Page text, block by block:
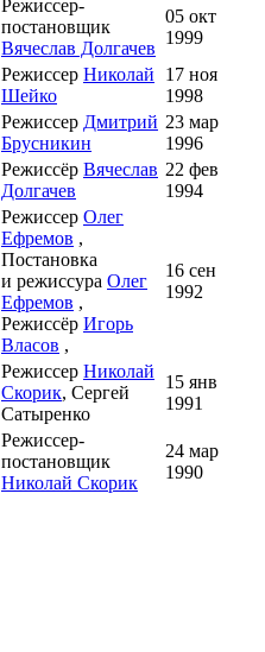
Режиссер-
постановщик
Вячеслав Долгачев
05 окт
1999
Режиссер Николай
Шейко
17 ноя
1998
Режиссер Дмитрий
Брусникин
23 мар
1996
Режиссёр Вячеслав
Долгачев
22 фев
1994
Режиссер Олег
Ефремов ,
Постановка
и режиссура Олег
Ефремов ,
Режиссёр Игорь
Власов ,
16 сен
1992
Режиссер Николай
Скорик, Сергей
Сатыренко
15 янв
1991
Режиссер-
постановщик
Николай Скорик
24 мар
1990